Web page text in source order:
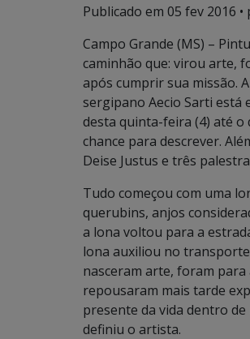
Publicado em 05 fev 2016
Campo Grande (MS) –
caminhão que: virou arte,
após cumprir sua missão.
sergipano Aecio Sarti está
desta quinta-feira (4) até o
chance para descrever.
Deise Justus e três
Tudo começou com uma
querubins, anjos
a lona voltou para a
lona auxiliou no
nasceram arte, foram
repousaram mais tarde
presente da vida dentro
definiu o artista.